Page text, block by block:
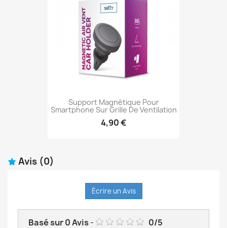
Support Magnétique Pour
Smartphone Sur Grille De Ventilation
4,90 €
Avis (0)
Écrire un Avis
Basé sur0Avis- 0/5